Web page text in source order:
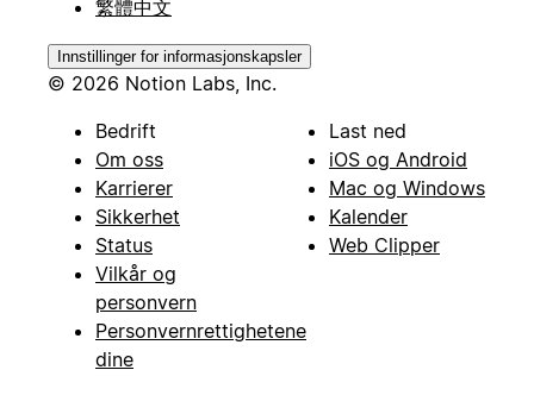
繁體中文
Innstillinger for informasjonskapsler
© 2026 Notion Labs, Inc.
Bedrift
Om oss
Karrierer
Sikkerhet
Status
Vilkår og
personvern
Personvernrettighetene
dine
Last ned
iOS og Android
Mac og Windows
Kalender
Web Clipper